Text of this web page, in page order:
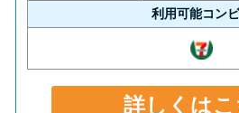
利用可能コン
詳しくはこ